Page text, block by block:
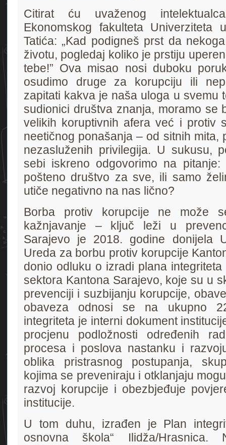
Citirat ću uvaženog
Ekonomskog fakulteta Univerziteta
Tatića: „Kad podigneš prst da
životu, pogledaj koliko je prstiju
tebe!” Ova misao nosi duboku
osudimo druge za korupciju ili
zapitati kakva je naša uloga u svemu
sudionici društva znanja, moramo se
velikih koruptivnih afera već i protiv
neetičnog ponašanja – od sitnih mita,
nezasluženih privilegija. U sukusu,
sebi iskreno odgovorimo na
pošteno društvo za sve, ili samo
utiče negativno na nas lično?
Borba protiv korupcije ne može
kažnjavanje – ključ leži u
Sarajevo je 2018. godine donijela
Ureda za borbu protiv korupcije
donio odluku o izradi plana
sektora Kantona Sarajevo, koje su u
prevenciji i suzbijanju korupcije,
obaveza odnosi se na ukupno
integriteta je interni dokument
procjenu podložnosti određenih
procesa i poslova nastanku i
oblika pristrasnog postupanja,
kojima se preveniraju i otklanjaju
razvoj korupcije i obezbjeđuje
institucije.
U tom duhu, izrađen je Plan
osnovna škola“ Ilidža/Hrasnica.